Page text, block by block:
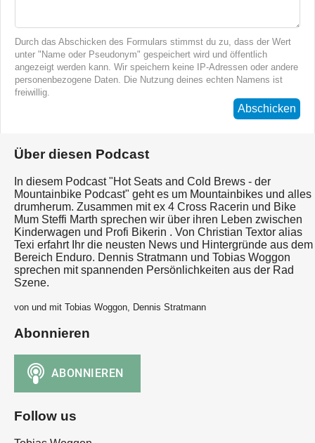
Durch das Abschicken des Formulars stimmst du zu, dass der Wert
unter "Name oder Pseudonym" gespeichert wird und öffentlich
angezeigt werden kann. Wir speichern keine IP-Adressen oder andere
personenbezogene Daten. Die Nutzung deines echten Namens ist
freiwillig.
Abschicken
Über diesen Podcast
In diesem Podcast "Hot Seats and Cold Brews - der
Mountainbike Podcast" geht es um Mountainbikes und alles
drumherum. Zusammen mit ex 4 Cross Racerin und Bike
Mum Steffi Marth sprechen wir über ihren Leben zwischen
Kinderwagen und Profi Bikerin . Von Christian Textor alias
Texi erfahrt Ihr die neusten News und Hintergründe aus dem
Bereich Enduro. Dennis Stratmann und Tobias Woggon
sprechen mit spannenden Persönlichkeiten aus der Rad
Szene.
von und mit Tobias Woggon, Dennis Stratmann
Abonnieren
Follow us